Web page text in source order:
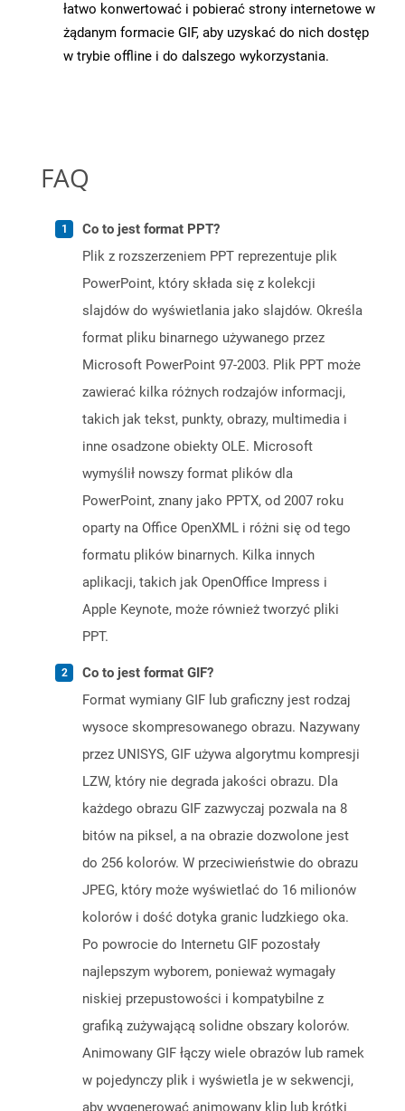
łatwo konwertować i pobierać strony internetowe w
żądanym formacie GIF, aby uzyskać do nich dostęp
w trybie offline i do dalszego wykorzystania.
FAQ
Co to jest format PPT?
Plik z rozszerzeniem PPT reprezentuje plik
PowerPoint, który składa się z kolekcji
slajdów do wyświetlania jako slajdów. Określa
format pliku binarnego używanego przez
Microsoft PowerPoint 97-2003. Plik PPT może
zawierać kilka różnych rodzajów informacji,
takich jak tekst, punkty, obrazy, multimedia i
inne osadzone obiekty OLE. Microsoft
wymyślił nowszy format plików dla
PowerPoint, znany jako PPTX, od 2007 roku
oparty na Office OpenXML i różni się od tego
formatu plików binarnych. Kilka innych
aplikacji, takich jak OpenOffice Impress i
Apple Keynote, może również tworzyć pliki
PPT.
Co to jest format GIF?
Format wymiany GIF lub graficzny jest rodzaj
wysoce skompresowanego obrazu. Nazywany
przez UNISYS, GIF używa algorytmu kompresji
LZW, który nie degrada jakości obrazu. Dla
każdego obrazu GIF zazwyczaj pozwala na 8
bitów na piksel, a na obrazie dozwolone jest
do 256 kolorów. W przeciwieństwie do obrazu
JPEG, który może wyświetlać do 16 milionów
kolorów i dość dotyka granic ludzkiego oka.
Po powrocie do Internetu GIF pozostały
najlepszym wyborem, ponieważ wymagały
niskiej przepustowości i kompatybilne z
grafiką zużywającą solidne obszary kolorów.
Animowany GIF łączy wiele obrazów lub ramek
w pojedynczy plik i wyświetla je w sekwencji,
aby wygenerować animowany klip lub krótki